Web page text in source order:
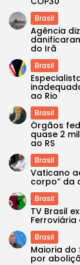
Brasil
Agência
do Irã
Brasil
ao Rio
Brasil
Órgãos
quase 2
ao RS
Brasil
Vaticano
corpo” da
Brasil
TV Brasil
Ferroviária
Brasil
Maioria do
por